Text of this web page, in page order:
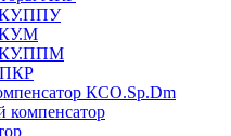
КСО.Sp.Dm
компенсатор